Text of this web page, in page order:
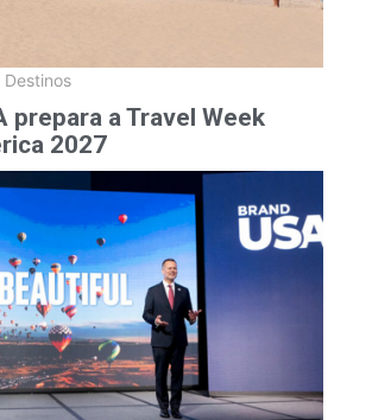
Destinos
prepara a Travel Week
2027